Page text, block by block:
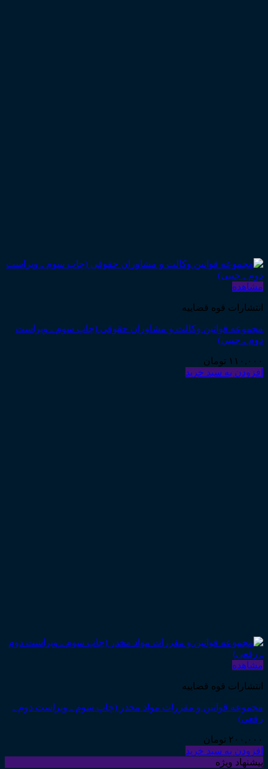
مشاهده
انتشارات قوه قضاییه
مجموعه قوانین وکالت و مشاوران حقوقی (چاپ سوم ـ ویراست
دوم ـ جیبی)
۱۱۰,۰۰۰ تومان
افزودن به سبد خرید
مشاهده
انتشارات قوه قضاییه
مجموعه قوانین و مقررات مواد مخدر (چاپ سوم ـ ویراست دوم ـ
رقعی)
۲۰۰,۰۰۰ تومان
افزودن به سبد خرید
پیشنهاد ویژه